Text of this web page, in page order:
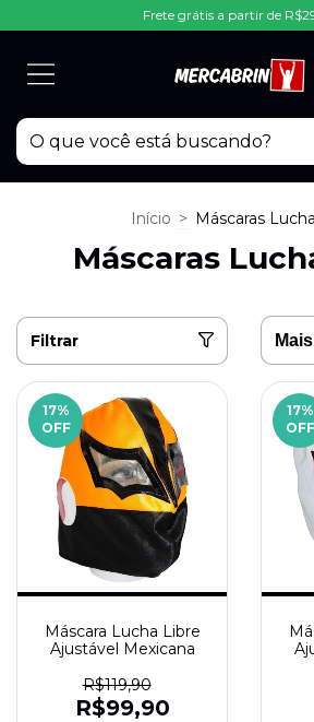
Frete grátis a partir de
Início > Máscaras
Máscaras
Filtrar
17%
OFF
Máscara Lucha Libre
Ajustável Mexicana
R$119,90
R$99,90
17%
OFF